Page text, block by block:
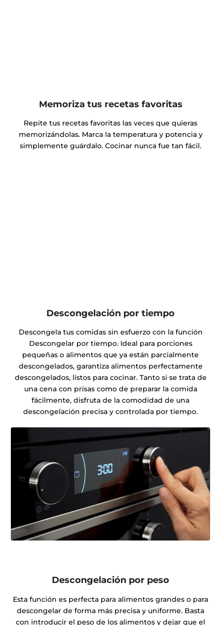
Memoriza tus recetas favoritas
Repite tus recetas favoritas las veces que quieras
memorizándolas. Marca la temperatura y potencia y
simplemente guárdalo. Cocinar nunca fue tan fácil.
Descongelación por tiempo
Descongela tus comidas sin esfuerzo con la función
Descongelar por tiempo. Ideal para porciones
pequeñas o alimentos que ya están parcialmente
descongelados, garantiza alimentos perfectamente
descongelados, listos para cocinar. Tanto si se trata de
una cena con prisas como de preparar la comida
fácilmente, disfruta de la comodidad de una
descongelación precisa y controlada por tiempo.
Descongelación por peso
Esta función es perfecta para alimentos grandes o para
descongelar de forma más precisa y uniforme. Basta
con introducir el peso de los alimentos y dejar que el